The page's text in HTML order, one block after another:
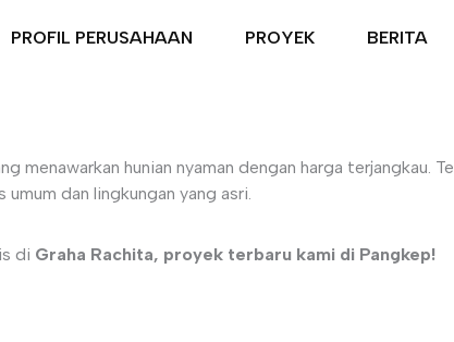
PROFIL PERUSAHAAN PROYEK BERITA
menawarkan hunian nyaman dengan harga terjangkau.
dan lingkungan yang asri.
di Graha Rachita, proyek terbaru kami di Pangkep!